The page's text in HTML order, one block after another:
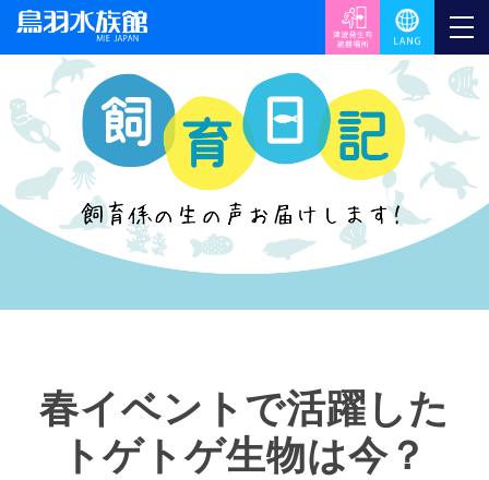
春イベントで活躍した
トゲトゲ生物は今？